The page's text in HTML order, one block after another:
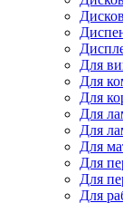
Для
Для
Для
Для
Для
Для
Для
Для
Для